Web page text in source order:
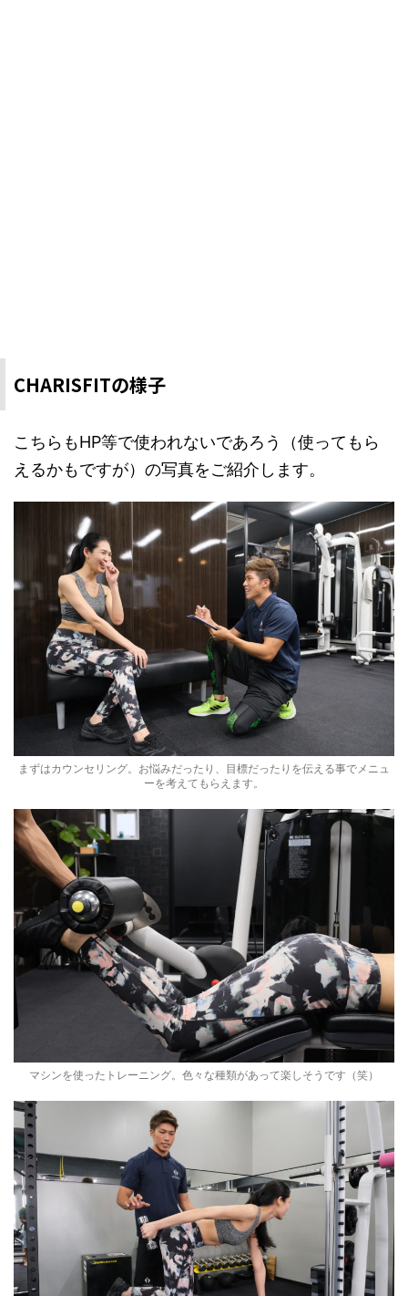
CHARISFITの様子
こちらもHP等で使われないであろう（使ってもら
えるかもですが）の写真をご紹介します。
まずはカウンセリング。お悩みだったり、目標だったりを伝える事でメニュ
ーを考えてもらえます。
マシンを使ったトレーニング。色々な種類があって楽しそうです（笑）